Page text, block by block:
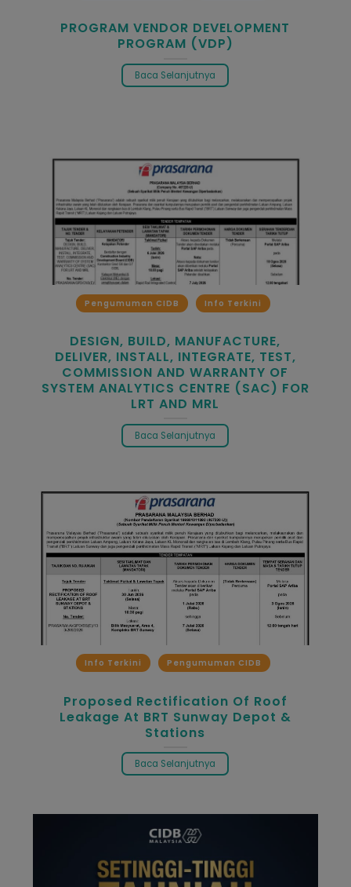
PROGRAM VENDOR DEVELOPMENT
PROGRAM (VDP)
Baca Selanjutnya
Pengumuman CIDB Info Terkini
DESIGN, BUILD, MANUFACTURE,
DELIVER, INSTALL, INTEGRATE, TEST,
COMMISSION AND WARRANTY OF
SYSTEM ANALYTICS CENTRE (SAC) FOR
LRT AND MRL
Baca Selanjutnya
Info Terkini Pengumuman CIDB
Proposed Rectification Of Roof
Leakage At BRT Sunway Depot &
Stations
Baca Selanjutnya